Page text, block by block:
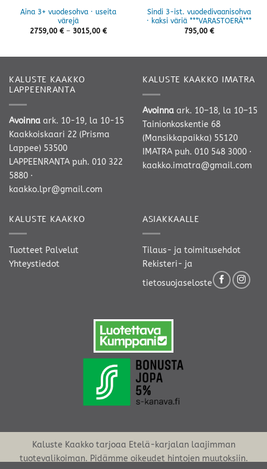
Aina 3+ vuodesohva · useita
värejä
2759,00 € – 3015,00 €Hintaluokka:
Sindi 3-ist. vuodedivaanisohva
· kaksi väriä ***VARASTOERÄ***
795,00 €
KALUSTE KAAKKO
LAPPEENRANTA
Avoinna ark. 10-19, la 10-15
Kaakkoiskaari 22 (Prisma
Lappee) 53500
LAPPEENRANTA puh. 010 322
5880 ·
kaakko.lpr@gmail.com
KALUSTE KAAKKO IMATRA
Avoinna ark. 10–18, la 10–15
Tainionkoskentie 68
(Mansikkapaikka) 55120
IMATRA puh. 010 548 3000 ·
kaakko.imatra@gmail.com
KALUSTE KAAKKO
Tuotteet Palvelut
Yhteystiedot
ASIAKKAALLE
Tilaus- ja toimitusehdot
Rekisteri- ja
tietosuojaseloste
Kaluste Kaakko tarjoaa Etelä-karjalan laajimman
tuotevalikoiman. Pidämme oikeudet hintojen muutoksiin.